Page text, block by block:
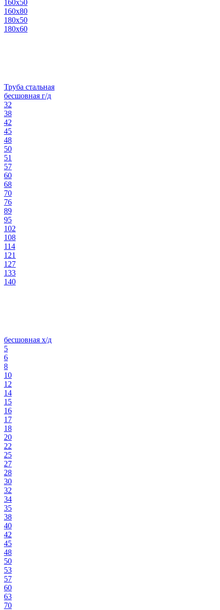
160х50
160х80
180х50
180х60
Труба стальная
бесшовная г/д
32
38
42
45
48
50
51
57
60
68
70
76
89
95
102
108
114
121
127
133
140
бесшовная х/д
5
6
8
10
12
14
15
16
17
18
20
22
25
27
28
30
32
34
35
38
40
42
45
48
50
53
57
60
63
70